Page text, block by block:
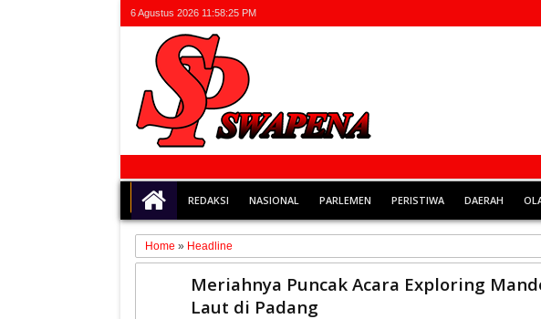
6 Agustus 2026 11:58:25 PM
REDAKSI NASIONAL PARLEMEN PERISTIWA DAERAH
Home » Headline
Meriahnya Puncak Acara Exploring
Laut di Padang